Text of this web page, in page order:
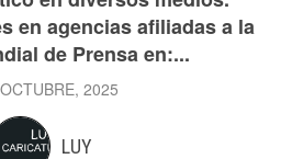
en agencias afiliadas a la
de Prensa en:...
2025
LUY